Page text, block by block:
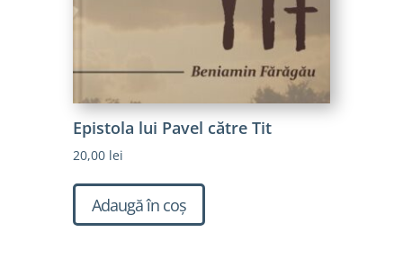
Epistola lui Pavel către Tit
20,00 lei
Adaugă în coș